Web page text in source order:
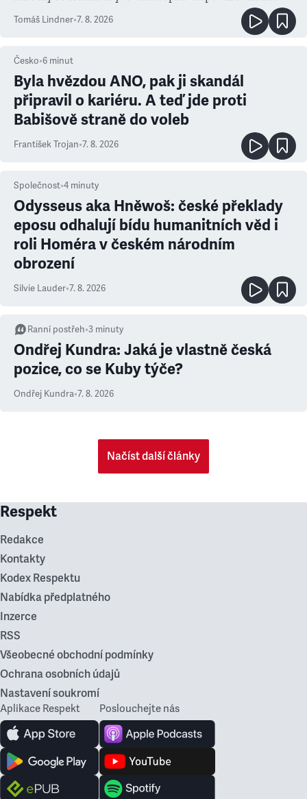
prioritu
Tomáš Lindner•7. 8. 2026
Česko•6 minut
Byla hvězdou ANO, pak ji skandál
připravil o kariéru. A teď jde proti
Babišově straně do voleb
František Trojan•7. 8. 2026
Společnost•4 minuty
Odysseus aka Hněwoš: české překlady
eposu odhalují bídu humanitních věd i
roli Homéra v českém národním
obrození
Silvie Lauder•7. 8. 2026
Ranní postřeh•3 minuty
Ondřej Kundra: Jaká je vlastně česká
pozice, co se Kuby týče?
Ondřej Kundra•7. 8. 2026
Načíst další články
Respekt
Redakce
Kontakty
Kodex Respektu
Nabídka předplatného
Inzerce
RSS
Všeobecné obchodní podmínky
Ochrana osobních údajů
Nastavení soukromí
Aplikace Respekt Poslouchejte nás